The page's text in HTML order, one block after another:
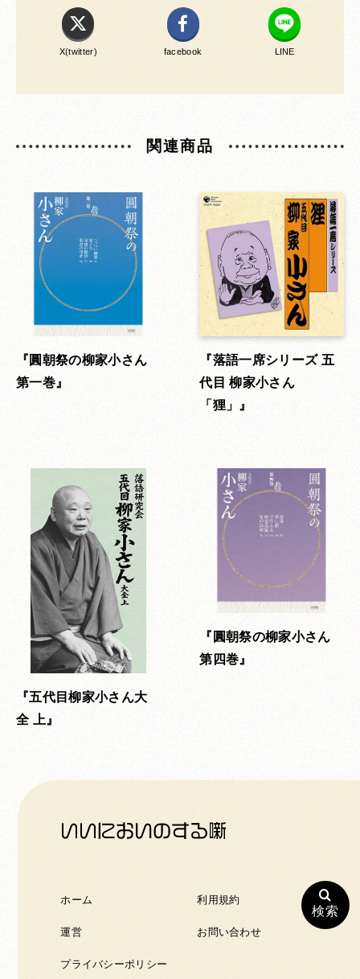
X(twitter) facebook LINE
関連商品
圓朝祭の柳家小さん
第一巻
落語一席シリーズ 五
代目 柳家小さん
「狸」
五代目柳家小さん大
全 上
圓朝祭の柳家小さん
第四巻
検索
ホーム 利用規約
運営 お問い合わせ
プライバシーポリシー